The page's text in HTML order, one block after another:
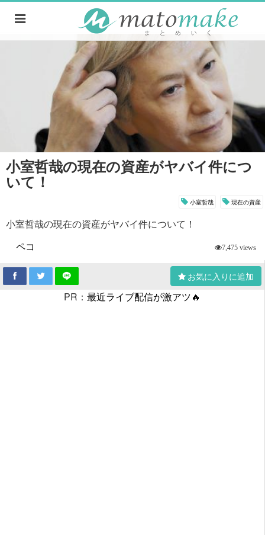
小室哲哉の現在の資産がヤバイ件につ
いて！
小室哲哉 現在の資産
小室哲哉の現在の資産がヤバイ件について！
ペコ
7,475 views
お気に入りに追加
PR： 最近ライブ配信が激アツ🔥